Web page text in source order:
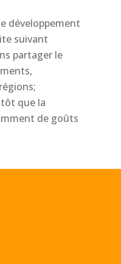
développement
suivant
partager le
que la
de goûts